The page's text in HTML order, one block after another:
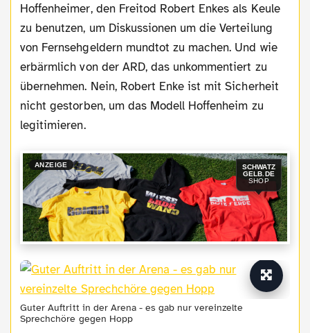
Hoffenheimer, den Freitod Robert Enkes als Keule
zu benutzen, um Diskussionen um die Verteilung
von Fernsehgeldern mundtot zu machen. Und wie
erbärmlich von der ARD, das unkommentiert zu
übernehmen. Nein, Robert Enke ist mit Sicherheit
nicht gestorben, um das Modell Hoffenheim zu
legitimieren.
ANZEIGE
SCHWATZ
GELB.DE
SHOP
Guter Auftritt in der Arena - es gab nur vereinzelte
Sprechchöre gegen Hopp